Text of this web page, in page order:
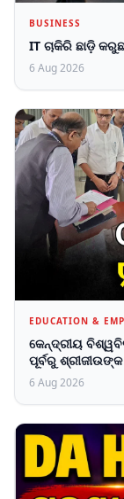
BUSINESS
IT ଚାକିରି ଛାଡ଼ି
6 Aug 2026
EDUCATION &
କେନ୍ଦ୍ରୀୟ
ପୂର୍ବରୁ
6 Aug 2026